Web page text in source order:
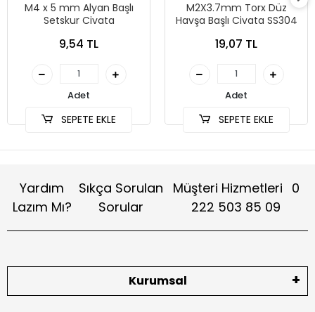
M4 x 5 mm Alyan Başlı
Setskur Civata
9,54 TL
Adet
SEPETE EKLE
M2X3.7mm Torx Düz
Havşa Başlı Civata SS304
19,07 TL
Adet
SEPETE EKLE
Yardım
Lazım Mı?
Sıkça Sorulan
Sorular
Müşteri Hizmetleri 0
222 503 85 09
Kurumsal